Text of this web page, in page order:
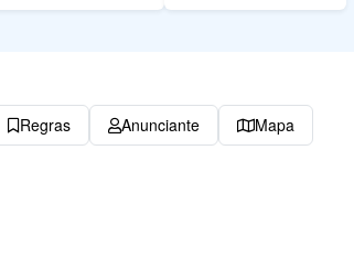
Regras Anunciante Mapa